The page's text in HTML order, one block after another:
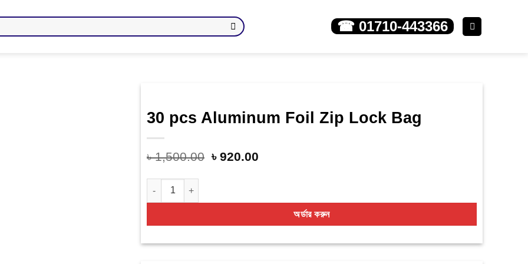
☎ 01710-443366
30 pcs Aluminum Foil Zip Lock Bag
৳1,500.00 ৳920.00
30 pcs Aluminum Foil Zip Lock Bag quantity
অর্ডার করুন